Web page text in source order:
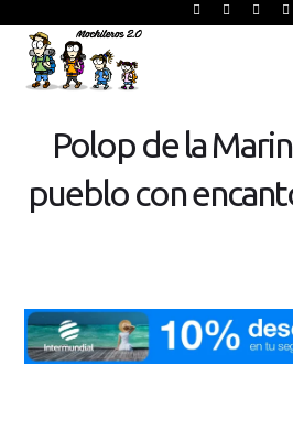
Polop de la
pueblo con